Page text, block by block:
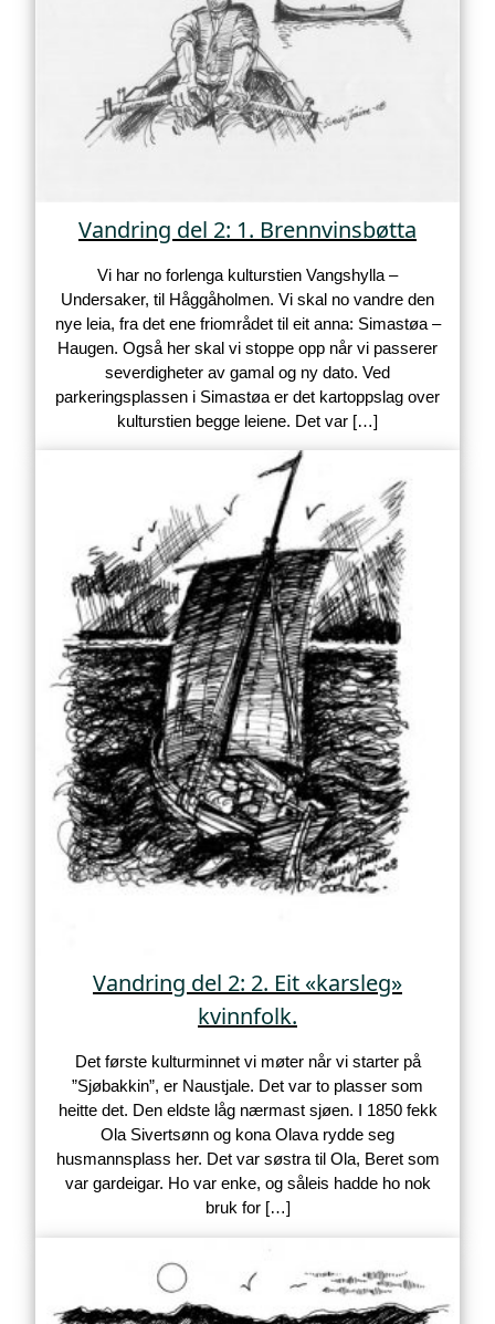
Vandring del 2: 1. Brennvinsbøtta
Vi har no forlenga kulturstien Vangshylla –
Undersaker, til Håggåholmen. Vi skal no vandre den
nye leia, fra det ene friområdet til eit anna: Simastøa –
Haugen. Også her skal vi stoppe opp når vi passerer
severdigheter av gamal og ny dato. Ved
parkeringsplassen i Simastøa er det kartoppslag over
kulturstien begge leiene. Det var […]
Vandring del 2: 2. Eit «karsleg»
kvinnfolk.
Det første kulturminnet vi møter når vi starter på
”Sjøbakkin”, er Naustjale. Det var to plasser som
heitte det. Den eldste låg nærmast sjøen. I 1850 fekk
Ola Sivertsønn og kona Olava rydde seg
husmannsplass her. Det var søstra til Ola, Beret som
var gardeigar. Ho var enke, og såleis hadde ho nok
bruk for […]